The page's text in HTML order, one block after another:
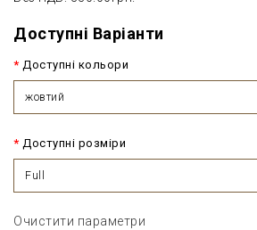
Доступні Варіанти
Доступні кольори
жовтий
Доступні розміри
Full
Очистити параметри